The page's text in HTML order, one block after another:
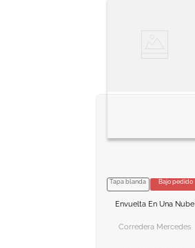
VER INFORMACION
Tapa blanda Bajo pedido
Envuelta En Una Nube
Corredera Mercedes